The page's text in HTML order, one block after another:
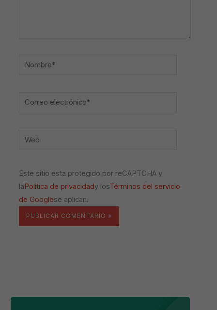
Nombre*
Correo
Web
Este sitio esta protegido por reCAPTCHA y
laPolítica de privacidady losTérminos del servicio
de Googlese aplican.